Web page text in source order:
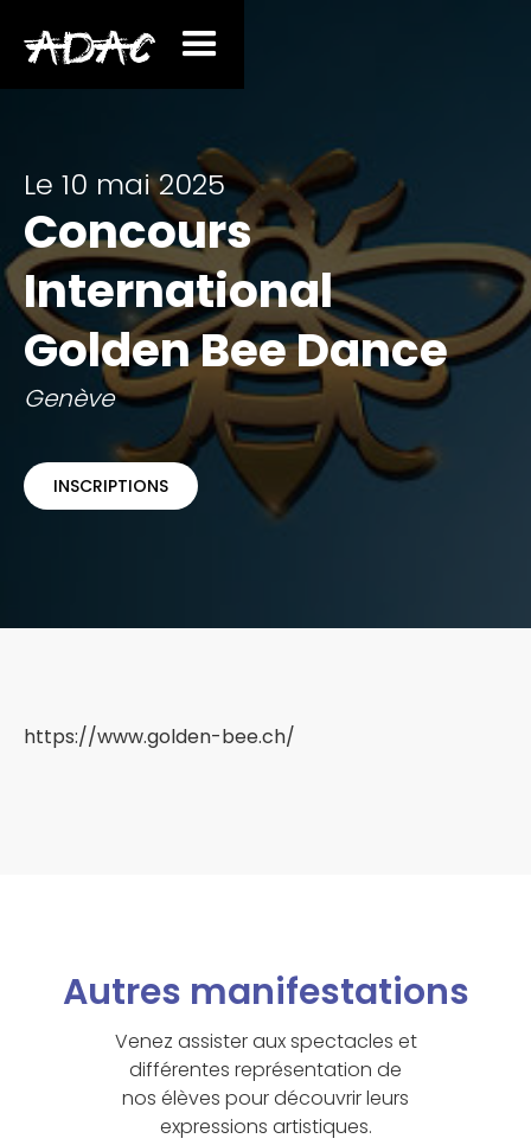
Le 10 mai 2025
Concours
International
Golden Bee Dance
Genève
INSCRIPTIONS
https://www.golden-bee.ch/
Autres manifestations
Venez assister aux spectacles et
différentes représentation de
nos élèves pour découvrir leurs
expressions artistiques.